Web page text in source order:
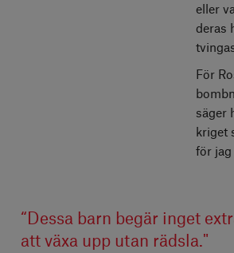
eller
deras
För
säger
kriget
för jag
“Dessa barn begär inget
att växa upp utan rädsla."